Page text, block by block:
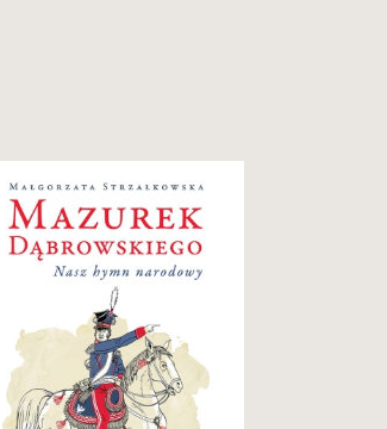
Kompendium wiedzy o polskim
hymnie. Zawiera unikatowe
Dla dzieci, młodzieży i dorosłych.